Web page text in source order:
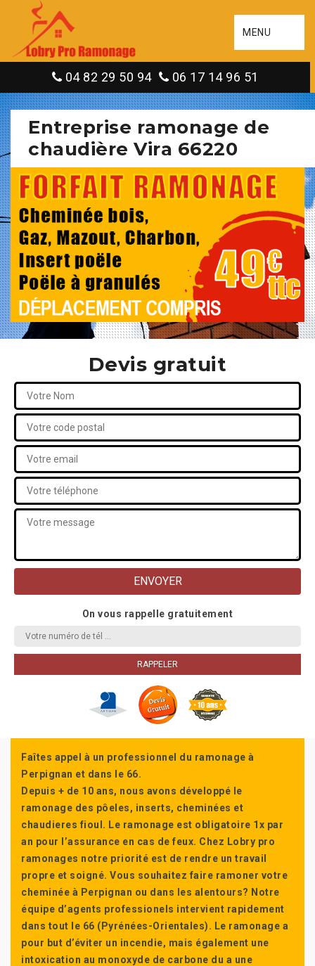
MENU
04 82 29 50 94 06 17 14 96 51
Entreprise ramonage de
chaudière Vira 66220
Devis gratuit
On vous rappelle gratuitement
Faîtes appel à un professionnel du ramonage à
Perpignan et dans le 66.
Depuis + de 10 ans, nous avons développé le
ramonage des pôeles, inserts, cheminées et
chaudieres fioul. Le ramonage est obligatoire 1x par
an pour l’assurance en cas de feux. Chez Lobry pro
ramonages notre priorité est de rendre un travail
propre et soigné. Vous souhaitez faire ramoner votre
cheminée à Perpignan ou dans les alentours? Notre
équipe d’agents professionels intervient rapidement
dans tout le 66 (Pyrénées-Orientales). Le ramonage a
pour but d’éviter un incendie, mais également une
intoxication au monoxyde de carbone du a une